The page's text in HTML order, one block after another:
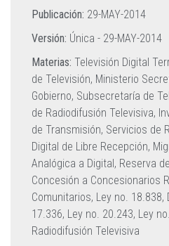
Publicación: 29-MAY-2014
Versión: Única - 29-MAY-2014
Materias: Televisión Digital
de Televisión, Ministerio
Gobierno, Subsecretaría de
de Radiodifusión Televisiva,
de Transmisión, Servicios de
Digital de Libre Recepción,
Analógica a Digital, Reserva
Concesión a Concesionarios
Comunitarios, Ley no. 18.838,
17.336, Ley no. 20.243, Ley
Radiodifusión Televisiva